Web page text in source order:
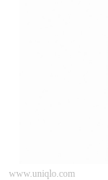
www.uniqlo.com